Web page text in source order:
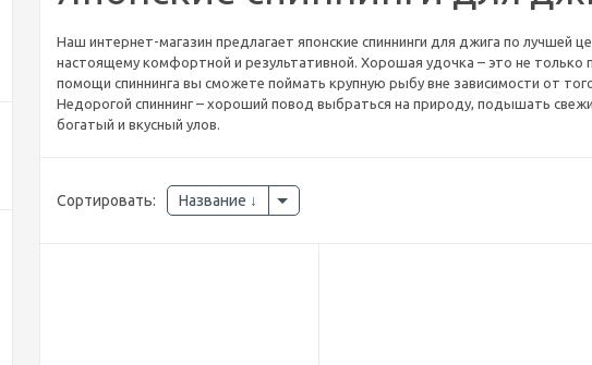
Наш интернет-магазин предлагает японские спиннинги для джига по лучшей
настоящему комфортной и результативной. Хорошая удочка – это не только
помощи спиннинга вы сможете поймать крупную рыбу вне зависимости от
Недорогой спиннинг – хороший повод выбраться на природу, подышать
богатый и вкусный улов.
Сортировать: Название